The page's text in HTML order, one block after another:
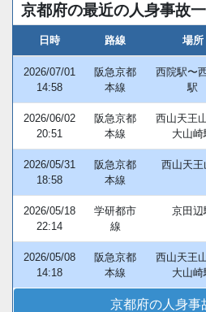
京都府の最近の人身事故
日時 路線 場所
2026/07/01
14:58
阪急京都
本線
西院駅〜
駅
2026/06/02
20:51
阪急京都
本線
西山天王
大山崎
2026/05/31
18:58
阪急京都
本線
西山天王
2026/05/18
22:14
学研都市
線
京田辺
2026/05/08
14:18
阪急京都
本線
西山天王
大山崎
京都府の人身事